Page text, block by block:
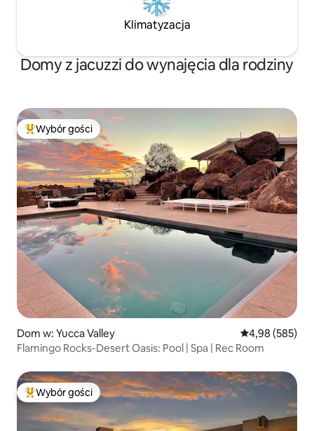
Klimatyzacja
Domy z jacuzzi do wynajęcia dla rodziny
Najpopularniejsze z kategorii Wybór gości
Wybór gości
Dom w: Yucca Valley Średnia
4,98 (585)
Flamingo Rocks-Desert Oasis: Pool | Spa | Rec Room
Najpopularniejsze z kategorii Wybór gości
Wybór gości